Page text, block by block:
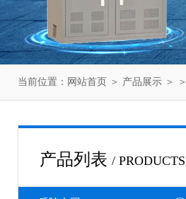
当前位置： 网站首页 ＞ 产品展示 ＞ ＞
产品列表 / PRODUCTS